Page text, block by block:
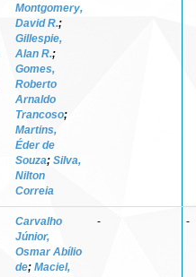
Montgomery,
David R.;
Gillespie,
Alan R.;
Gomes,
Roberto
Arnaldo
Trancoso;
Martins,
Éder de
Souza; Silva,
Nilton
Correia
Carvalho
Júnior,
Osmar Abílio
de; Maciel,
- -